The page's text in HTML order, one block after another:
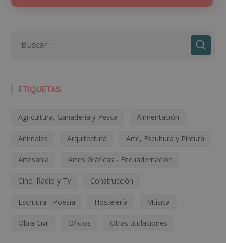
ETIQUETAS
Agricultura, Ganadería y Pesca Alimentación
Animales Arquitectura Arte, Escultura y Pintura
Artesanía Artes Gráficas - Encuadernación
Cine, Radio y TV Construcción
Escritura - Poesía Hostelería Música
Obra Civil Oficios Otras titulaciones